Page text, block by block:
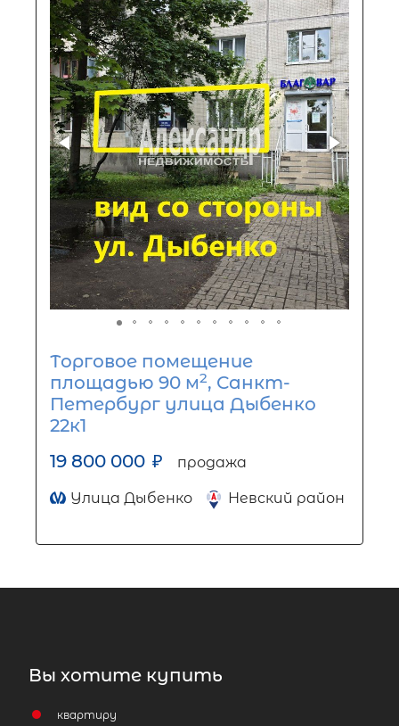
Торговое помещение
площадью 90 м2, Санкт-
Петербург улица Дыбенко
22к1
19 800 000 ₽ продажа
Улица Дыбенко Невский район
Вы хотите купить
квартиру